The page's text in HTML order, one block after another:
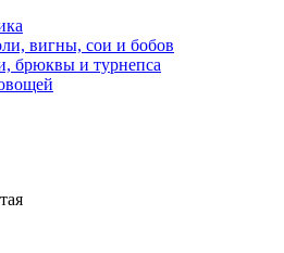
вигны, сои и бобов
брюквы и турнепса